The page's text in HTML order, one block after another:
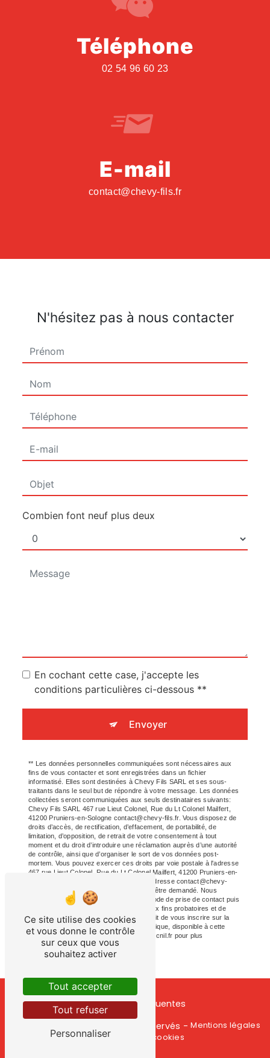
Téléphone
02 54 96 60 23
E-mail
contact@chevy-fils.fr
N'hésitez pas à nous contacter
Combien font neuf plus deux
En cochant cette case, j'accepte les
conditions particulières ci-dessous **
Envoyer
** Les données personnelles communiquées sont nécessaires aux
fins de vous contacter et sont enregistrées dans un fichier
informatisé. Elles sont destinées à Chevy Fils SARL et ses sous-
traitants dans le seul but de répondre à votre message. Les données
collectées seront communiquées aux seuls destinataires suivants:
Chevy Fils SARL 467 rue Lieut Colonel, Rue du Lt Colonel Mailfert,
41200 Pruniers-en-Sologne contact@chevy-fils.fr. Vous disposez de
droits d’accès, de rectification, d’effacement, de portabilité, de
limitation, d’opposition, de retrait de votre consentement à tout
moment et du droit d’introduire une réclamation auprès d’une autorité
de contrôle, ainsi que d’organiser le sort de vos données post-
mortem. Vous pouvez exercer ces droits par voie postale à l'adresse
467 rue Lieut Colonel, Rue du Lt Colonel Mailfert, 41200 Pruniers-en-
Sologne ou par courrier électronique à l'adresse contact@chevy-
fils.fr. Un justificatif d'identité pourra vous être demandé. Nous
conservons vos données pendant la période de prise de contact puis
pendant la durée de prescription légale aux fins probatoires et de
gestion des contentieux. Vous avez le droit de vous inscrire sur la
liste d'opposition au démarchage téléphonique, disponible à cette
adresse: Bloctel.gouv.fr . Consultez le site cnil.fr pour plus
d’informations sur vos droits.
Recherches fréquentes
- 2026 - Tous droits réservés -Mentions légales
-Gestion des cookies
Ce site utilise des cookies
et vous donne le contrôle
sur ceux que vous
souhaitez activer
Tout accepter
Tout refuser
Personnaliser